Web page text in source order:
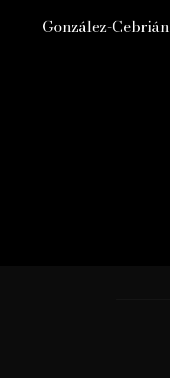
González-Cebrián